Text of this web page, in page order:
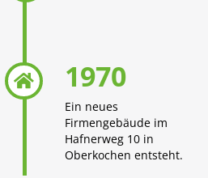
 1970
Ein neues
Firmengebäude im
Hafnerweg 10 in
Oberkochen entsteht.